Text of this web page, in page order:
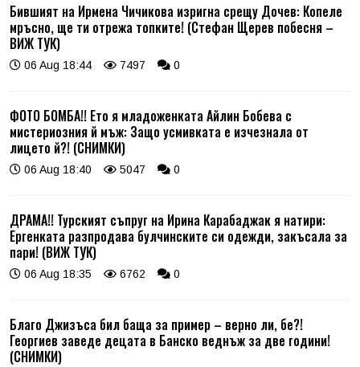
Бившият на Ирмена Чичикова изригна срещу Дочев: Копеле
мръсно, ще ти отрежа топките! (Стефан Щерев побесня –
ВИЖ ТУК)
06 Aug 18:44 7497 0
ФОТО БОМБА!! Ето я младоженката Айлин Бобева с
мистериозния й мъж: Защо усмивката е изчезнала от
лицето й?! (СНИМКИ)
06 Aug 18:40 5047 0
ДРАМА!! Турският съпруг на Ирина Карабаджак я натири:
Ергенката разпродава булчинските си одежди, закъсала за
пари! (ВИЖ ТУК)
06 Aug 18:35 6762 0
Благо Джизъса бил баща за пример – верно ли, бе?!
Георгиев заведе децата в Банско веднъж за две години!
(СНИМКИ)